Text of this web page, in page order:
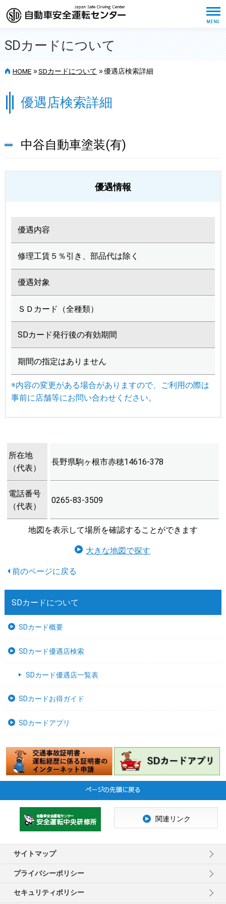
SDカードについて
HOME >> SDカードについて >> 優遇店検索詳細
優遇店検索詳細
中谷自動車塗装(有)
優遇情報
優遇内容
修理工賃５％引き、部品代は除く
優遇対象
ＳＤカード（全種類）
SDカード発行後の有効期間
期間の指定はありません
※内容の変更がある場合がありますので、ご利用の際は
事前に店舗等にお問い合わせください。
所在地
（代表）
長野県駒ヶ根市赤穂14616-378
電話番号
（代表）
0265-83-3509
地図を表示して場所を確認することができます
大きな地図で探す
SDカードについて
SDカード概要
SDカード優遇店検索
SDカード優遇店一覧表
SDカードお得ガイド
SDカードアプリ
サイトマップ
プライバシーポリシー
セキュリティポリシー
関連リンク